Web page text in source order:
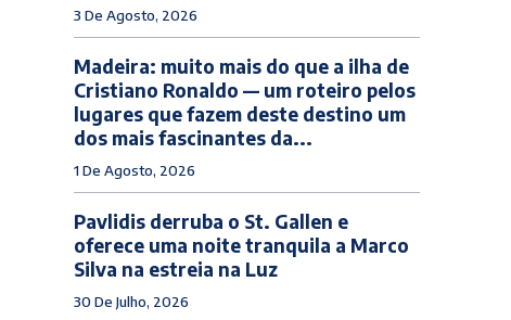
3 De Agosto, 2026
Madeira: muito mais do que a ilha de
Cristiano Ronaldo — um roteiro pelos
lugares que fazem deste destino um
dos mais fascinantes da...
1 De Agosto, 2026
Pavlidis derruba o St. Gallen e
oferece uma noite tranquila a Marco
Silva na estreia na Luz
30 De Julho, 2026